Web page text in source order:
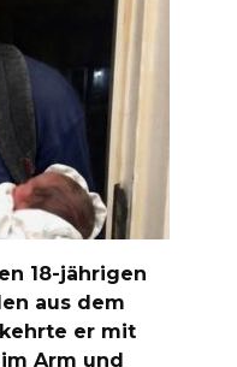
18-jährigen
aus dem
er mit
Arm und